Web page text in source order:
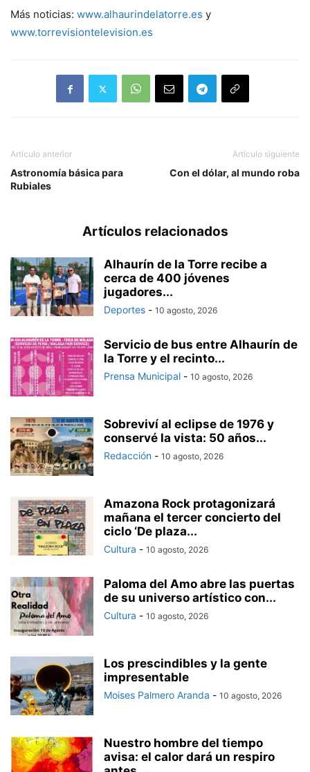
Más noticias: www.alhaurindelatorre.es y
www.torrevisiontelevision.es
Artículo anterior
Astronomía básica para
Rubiales
Artículo siguiente
Con el dólar, al mundo roba
Artículos relacionados
Alhaurín de la Torre recibe a
cerca de 400 jóvenes
jugadores...
Deportes - 10 agosto, 2026
Servicio de bus entre Alhaurín de
la Torre y el recinto...
Prensa Municipal - 10 agosto, 2026
Sobreviví al eclipse de 1976 y
conservé la vista: 50 años...
Redacción - 10 agosto, 2026
Amazona Rock protagonizará
mañana el tercer concierto del
ciclo ‘De plaza...
Cultura - 10 agosto, 2026
Paloma del Amo abre las puertas
de su universo artístico con...
Cultura - 10 agosto, 2026
Los prescindibles y la gente
impresentable
Moises Palmero Aranda - 10 agosto, 2026
Nuestro hombre del tiempo
avisa: el calor dará un respiro